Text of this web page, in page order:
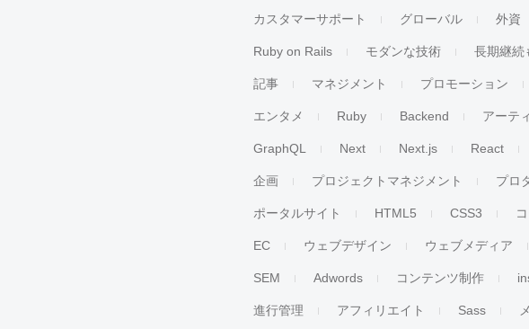
カスタマーサポート グローバル 外資
Ruby on Rails モダンな技術 長期継続
記事 マネジメント プロモーション
エンタメ Ruby Backend アーテ
GraphQL Next Next.js React
企画 プロジェクトマネジメント プロ
ポータルサイト HTML5 CSS3
EC ウェブデザイン ウェブメディア
SEM Adwords コンテンツ制作
進行管理 アフィリエイト Sass